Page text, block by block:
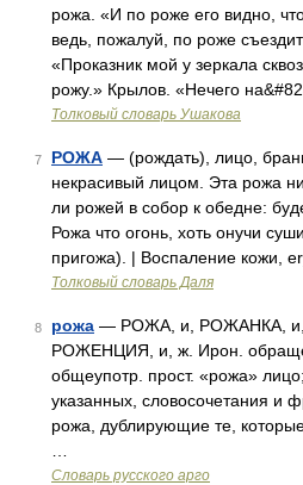
рожа. «И по роже его видно,
ведь, пожалуй, по роже
«Проказник мой у зеркала
рожу.» Крылов. «Нечего
Толковый словарь Ушакова
7 РОЖА — (рождать), лицо,
некрасивый лицом. Эта рожа
ли рожей в собор к обедне:
Рожа что огонь, хоть онучи
пригожа). | Воспаление кожи,
Толковый словарь Даля
8 рожа — РОЖА, и, РОЖАНКА,
РОЖЕНЦИЯ, и, ж. Ирон.
общеупотр. прост. «рожа»
указанных, словосочетания и
рожа, дублирующие те,
Словарь русского арго